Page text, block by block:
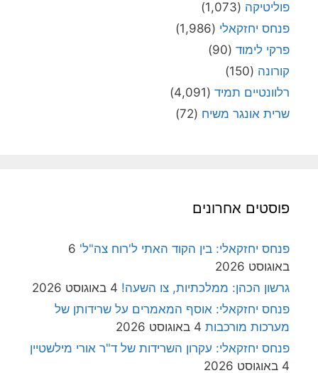
פוליטיקה (1,073)
פנחס יחזקאלי (1,986)
פרקי לימוד (90)
קורונה (150)
רלוונטיים תמיד (4,091)
שרית אונגר משיח (72)
פוסטים אחרונים
פנחס יחזקאלי: בין הקוד האתי ל'רוח צה"ל' 6
באוגוסט 2026
גרשון הכהן: ממלכתיות, צו השעה! 4 באוגוסט 2026
פנחס יחזקאלי: אוסף המאמרים על שרידותן של
מערכות מורכבות 4 באוגוסט 2026
פנחס יחזקאלי: עקרון השרידות של ד"ר אורי מילשטיין
4 באוגוסט 2026